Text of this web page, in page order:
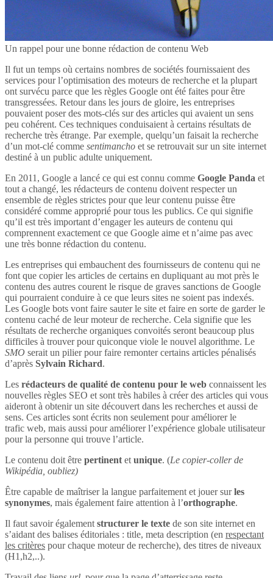
Un rappel pour une bonne rédaction de contenu Web
Il fut un temps où certains nombres de sociétés fournissaient des
services pour l’optimisation des moteurs de recherche et la plupart
ont survécu parce que les règles Google ont été faites pour être
transgressées. Retour dans les jours de gloire, les entreprises
pouvaient poser des mots-clés sur des articles qui avaient un sens
peu cohérent. Ces techniques conduisaient à certains résultats de
recherche très étrange. Par exemple, quelqu’un faisait la recherche
d’un mot-clé comme sentimancho et se retrouvait sur un site internet
destiné à un public adulte uniquement.
En 2011, Google a lancé ce qui est connu comme Google Panda et
tout a changé, les rédacteurs de contenu doivent respecter un
ensemble de règles strictes pour que leur contenu puisse être
considéré comme approprié pour tous les publics. Ce qui signifie
qu’il est très important d’engager les auteurs de contenu qui
comprennent exactement ce que Google aime et n’aime pas avec
une très bonne rédaction du contenu.
Les entreprises qui embauchent des fournisseurs de contenu qui ne
font que copier les articles de certains en dupliquant au mot près le
contenu des autres courent le risque de graves sanctions de Google
qui pourraient conduire à ce que leurs sites ne soient pas indexés.
Les Google bots vont faire sauter le site et faire en sorte de garder le
contenu caché de leur moteur de recherche. Cela signifie que les
résultats de recherche organiques convoités seront beaucoup plus
difficiles à trouver pour quiconque viole le nouvel algorithme. Le
SMO serait un pilier pour faire remonter certains articles pénalisés
d’après Sylvain Richard.
Les rédacteurs de qualité de contenu pour le web connaissent les
nouvelles règles SEO et sont très habiles à créer des articles qui vous
aideront à obtenir un site découvert dans les recherches et aussi de
sens. Ces articles sont écrits non seulement pour améliorer le
trafic web, mais aussi pour améliorer l’expérience globale utilisateur
pour la personne qui trouve l’article.
Le contenu doit être pertinent et unique. (Le copier-coller de
Wikipédia, oubliez)
Être capable de maîtriser la langue parfaitement et jouer surles
synonymes, mais également faire attention à l’orthographe.
Il faut savoir également structurer le texte de son site internet en
s’aidant des balises éditoriales : title, meta description (en respectant
les critères pour chaque moteur de recherche), des titres de niveaux
(H1,h2,..).